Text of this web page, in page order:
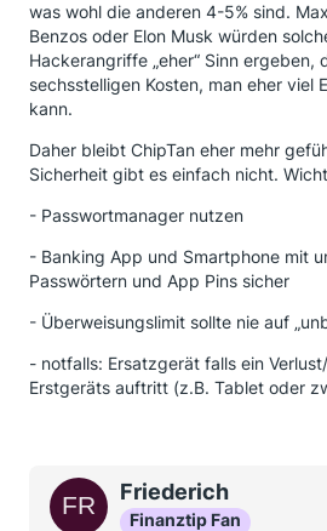
was wohl die anderen 4-5% sind.
Benzos oder Elon Musk würden
Hackerangriffe „eher“ Sinn ergeben,
sechsstelligen Kosten, man eher viel
kann.
Daher bleibt ChipTan eher mehr
Sicherheit gibt es einfach nicht.
- Passwortmanager nutzen
- Banking App und Smartphone mit
Passwörtern und App Pins sicher
- Überweisungslimit sollte nie auf
- notfalls: Ersatzgerät falls ein
Erstgeräts auftritt (z.B. Tablet oder
Friederich
Finanztip Fan